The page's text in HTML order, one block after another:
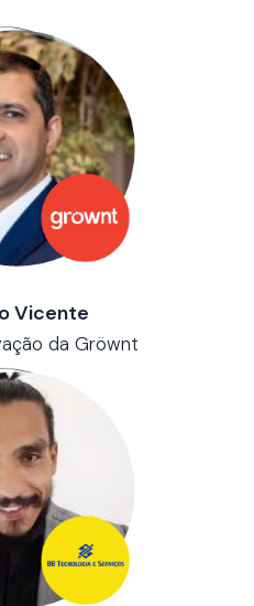
Vicente
da Gröwnt